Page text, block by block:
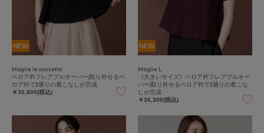
NEW
Maglie le cassetto
ベロア衿フレアプルオーバー|取り外せるベ
ロア衿で2通りの着こなしが完成
￥30,800(税込)
NEW
Maglie L
《大きいサイズ》ベロア衿フレアプルオー
バー|取り外せるベロア衿で2通りの着こな
しが完成
￥36,300(税込)